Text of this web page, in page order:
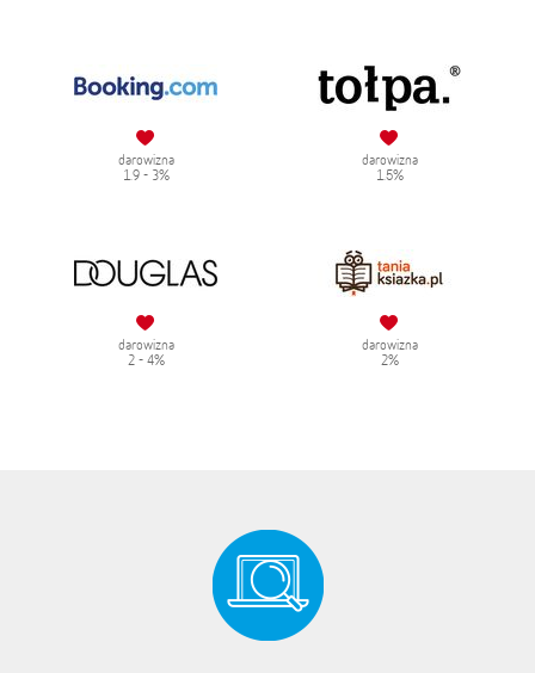
darowizna
1.9 - 3%
darowizna
1.5%
darowizna
2 - 4%
darowizna
2%